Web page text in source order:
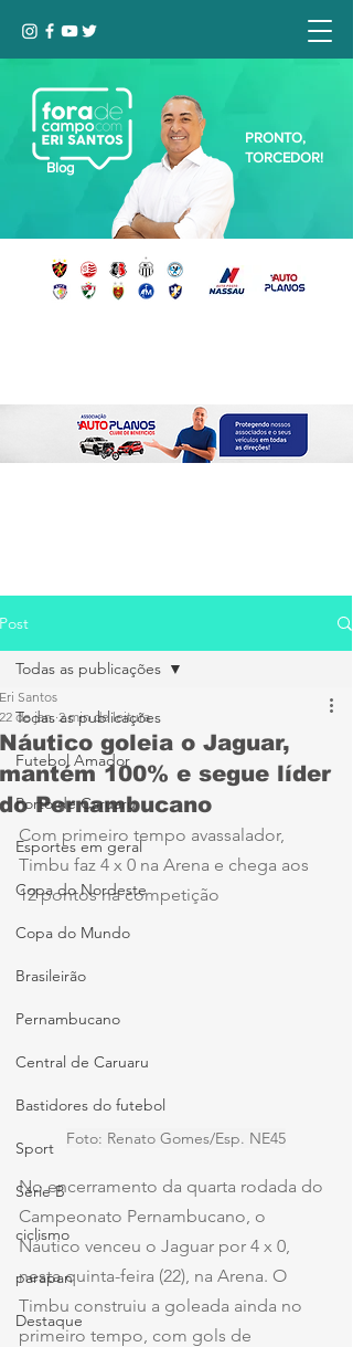
Blog
PRONTO,
TORCEDOR!
Post
Todas as publicações
Futebol Amador
Porto de Caruaru
Esportes em geral
Copa do Nordeste
Copa do Mundo
Brasileirão
Pernambucano
Central de Caruaru
Bastidores do futebol
Sport
Série B
ciclismo
parapan
Destaque
Todas as publicações
Náutico goleia o Jaguar,
mantém 100% e segue líder
do Pernambucano
Eri Santos
22 de jan. 2 min de leitura
Com primeiro tempo avassalador,
Timbu faz 4 x 0 na Arena e chega aos
12 pontos na competição
Foto: Renato Gomes/Esp. NE45
No encerramento da quarta rodada do
Campeonato Pernambucano, o
Náutico venceu o Jaguar por 4 x 0,
nesta quinta-feira (22), na Arena. O
Timbu construiu a goleada ainda no
primeiro tempo, com gols de